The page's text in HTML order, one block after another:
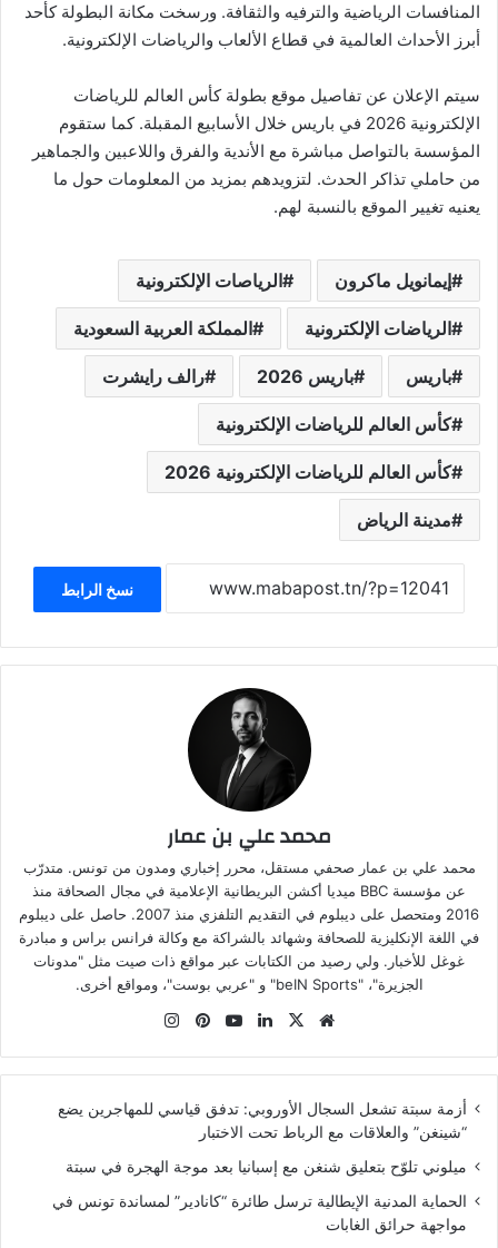
المنافسات الرياضية والترفيه والثقافة. ورسخت مكانة البطولة كأحد
أبرز الأحداث العالمية في قطاع الألعاب والرياضات الإلكترونية.
سیتم الإعلان عن تفاصيل موقع بطولة كأس العالم للرياضات
الإلکترونية 2026 في باریس خلال الأسابيع المقبلة. كما ستقوم
المؤسسة بالتواصل مباشرة مع الأندية والفرق واللاعبين والجماهير
من حاملي تذاكر الحدث. لتزویدهم بمزید من المعلومات حول ما
يعنيه تغيير الموقع بالنسبة لهم.
إيمانويل ماكرون الرياصات الإلكترونية
الرياضات الإلكترونية المملكة العربية السعودية
باريس باريس 2026 رالف رايشرت
كأس العالم للرياضات الإلكترونية
كأس العالم للرياضات الإلكترونية 2026
مدينة الرياض
نسخ الرابط
محمد علي بن عمار
محمد علي بن عمار صحفي مستقل، محرر إخباري ومدون من تونس. متدرّب
عن مؤسسة BBC ميديا أكشن البريطانية الإعلامية في مجال الصحافة منذ
2016 ومتحصل على ديبلوم في التقديم التلفزي منذ 2007. حاصل على ديبلوم
في اللغة الإنكليزية للصحافة وشهائد بالشراكة مع وكالة فرانس براس و مبادرة
غوغل للأخبار. ولي رصيد من الكتابات عبر مواقع ذات صيت مثل "مدونات
الجزيرة"، "beIN Sports" و "عربي بوست"، ومواقع أخرى.
موقع
‫X لينكدإن‫YouTubeبينتيريست
أزمة سبتة تشعل السجال الأوروبي: تدفق قياسي للمهاجرين يضع
“شينغن” والعلاقات مع الرباط تحت الاختبار
ميلوني تلوّح بتعليق شنغن مع إسبانيا بعد موجة الهجرة في سبتة
الحماية المدنية الإيطالية ترسل طائرة “كانادير” لمساندة تونس في
مواجهة حرائق الغابات